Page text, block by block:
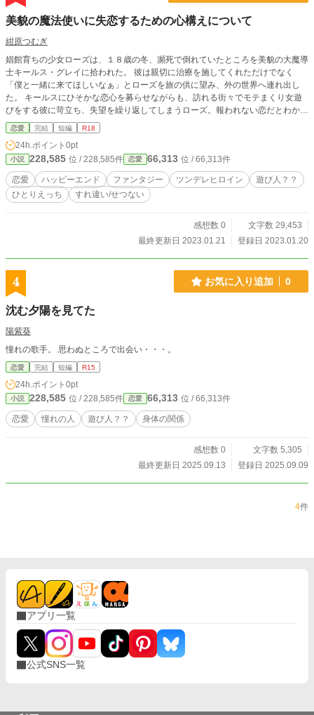
美貌の魔法使いに失恋するための心構えについて
紺原つむぎ
娼館育ちの少女ローズは、１８歳の冬、瀕死で倒れていたところを美貌の大魔導
士キールス・グレイに拾われた。 彼は親切に治療を施してくれただけでなく
「僕と一緒に来てほしいなぁ」とローズを旅の供に望み、外の世界へ連れ出し
た。 キールスにひそかな恋心を募らせながらも、訪れる街々でモテまくり女遊
びをする彼に苛立ち、失望を繰り返してしまうローズ。報われない恋だとわかっ
ているから、絶対にこの気持ちを告げたくない。 それなのにキールスは、暴れ
るローズを寝台に押し付けて悲しそうな顔をするのだ――。 大人で子どもなふ
たりの、すれちがいハピエン。
恋愛 完結 短編 R18
24h.ポイント 0pt
小説 228,585 位 / 228,585件 恋愛 66,313 位 / 66,313件
恋愛 ハッピーエンド ファンタジー ツンデレヒロイン
遊び人？？
ひとりえっち
すれ違い/せつない
感想数 0
文字数 29,453
最終更新日 2023.01.21
登録日 2023.01.20
4 お気に入り追加 0
沈む夕陽を見てた
陽紫葵
憧れの歌手。 思わぬところで出会い・・・。
恋愛 完結 短編 R15
24h.ポイント 0pt
小説 228,585 位 / 228,585件 恋愛 66,313 位 / 66,313件
恋愛 憧れの人 遊び人？？ 身体の関係
感想数 0
文字数 5,305
最終更新日 2025.09.13
登録日 2025.09.09
4件
アプリ一覧
公式SNS一覧